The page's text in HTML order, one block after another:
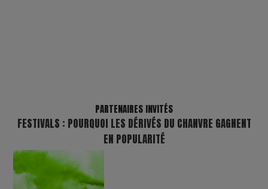
PARTENAIRES INVITÉS
FESTIVALS : POURQUOI LES DÉRIVÉS DU CHANVRE GAGNENT
EN POPULARITÉ